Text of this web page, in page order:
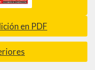
en PDF